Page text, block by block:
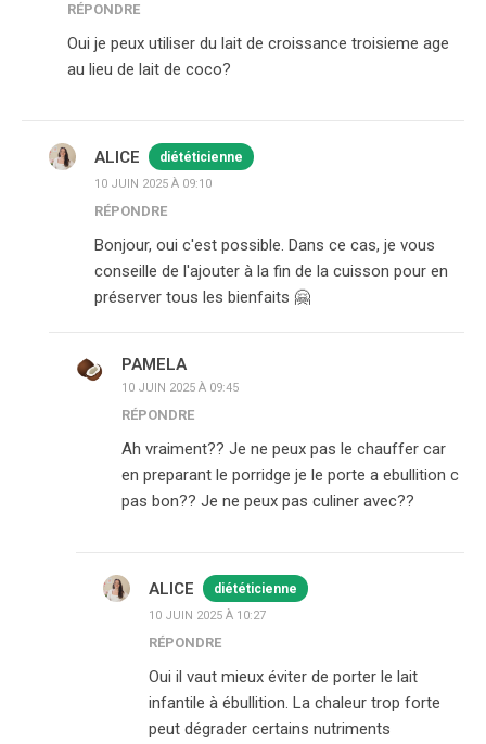
RÉPONDRE
Oui je peux utiliser du lait de croissance troisieme age
au lieu de lait de coco?
ALICE diététicienne
10 JUIN 2025 À 09:10
RÉPONDRE
Bonjour, oui c'est possible. Dans ce cas, je vous
conseille de l'ajouter à la fin de la cuisson pour en
préserver tous les bienfaits 🤗
PAMELA
10 JUIN 2025 À 09:45
RÉPONDRE
Ah vraiment?? Je ne peux pas le chauffer car
en preparant le porridge je le porte a ebullition c
pas bon?? Je ne peux pas culiner avec??
ALICE diététicienne
10 JUIN 2025 À 10:27
RÉPONDRE
Oui il vaut mieux éviter de porter le lait
infantile à ébullition. La chaleur trop forte
peut dégrader certains nutriments